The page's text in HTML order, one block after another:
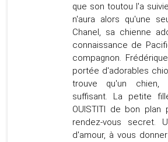
que son toutou l'a
n'aura alors qu'une
Chanel, sa chienne
connaissance de
compagnon.
portée d'adorables
trouve qu'un
suffisant. La petite
OUISTITI de bon plan
rendez-vous secret.
d'amour, à vous